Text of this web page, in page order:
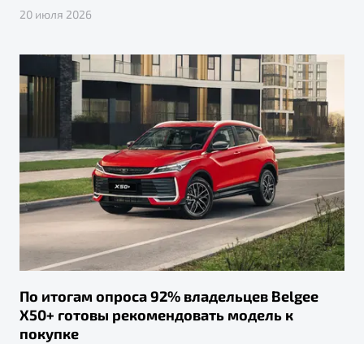
20 июля 2026
По итогам опроса 92% владельцев Belgee
X50+ готовы рекомендовать модель к
покупке